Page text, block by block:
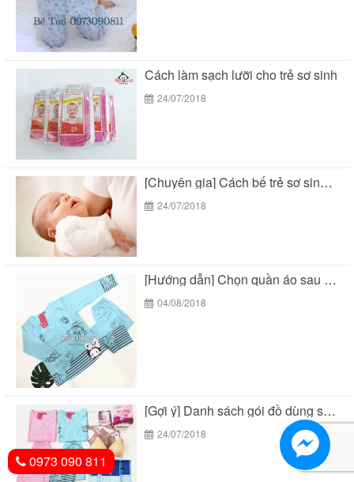
Cách làm sạch lưỡi cho trẻ sơ sinh
24/07/2018
[Chuyên gia] Cách bế trẻ sơ sinh chuẩn theo...
24/07/2018
[Hướng dẫn] Chọn quần áo sau sinh cho mẹ...
04/08/2018
[Gợi ý] Danh sách gói đồ dùng sau sinh...
24/07/2018
0973 090 811